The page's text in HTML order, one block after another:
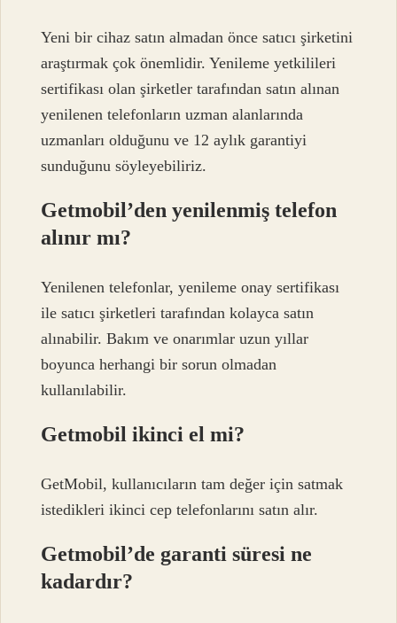
Yeni bir cihaz satın almadan önce satıcı şirketini
araştırmak çok önemlidir. Yenileme yetkilileri
sertifikası olan şirketler tarafından satın alınan
yenilenen telefonların uzman alanlarında
uzmanları olduğunu ve 12 aylık garantiyi
sunduğunu söyleyebiliriz.
Getmobil’den yenilenmiş telefon
alınır mı?
Yenilenen telefonlar, yenileme onay sertifikası
ile satıcı şirketleri tarafından kolayca satın
alınabilir. Bakım ve onarımlar uzun yıllar
boyunca herhangi bir sorun olmadan
kullanılabilir.
Getmobil ikinci el mi?
GetMobil, kullanıcıların tam değer için satmak
istedikleri ikinci cep telefonlarını satın alır.
Getmobil’de garanti süresi ne
kadardır?